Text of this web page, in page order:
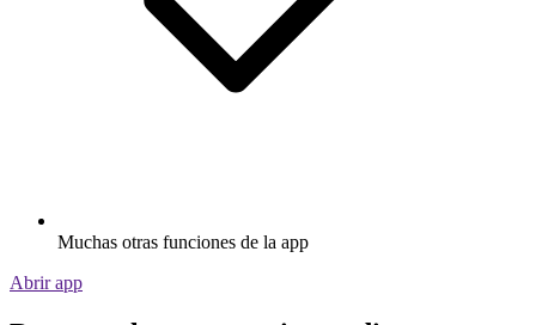
Muchas otras funciones de la app
Abrir app